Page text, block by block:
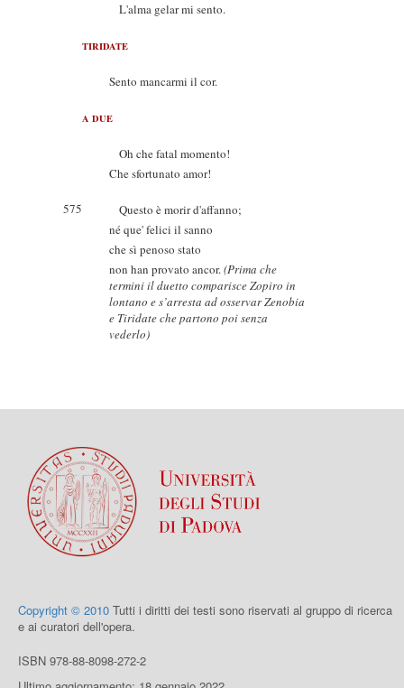
L'alma gelar mi sento.
TIRIDATE
Sento mancarmi il cor.
A DUE
Oh che fatal momento!
Che sfortunato amor!
575
Questo è morir d'affanno;
né que' felici il sanno
che sì penoso stato
non han provato ancor.(Prima che
termini il duetto comparisce Zopiro in
lontano e s’arresta ad osservar Zenobia
e Tiridate che partono poi senza
vederlo)
Copyright © 2010 Tutti i diritti dei testi sono riservati al gruppo di ricerca
e ai curatori dell'opera.
ISBN 978-88-8098-272-2